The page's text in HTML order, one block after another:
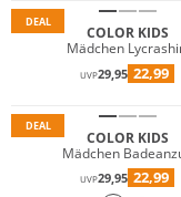
DEAL
COLOR KIDS
Mädchen
UVP29,95 22,99
DEAL
COLOR KIDS
Mädchen
UVP29,95 22,99